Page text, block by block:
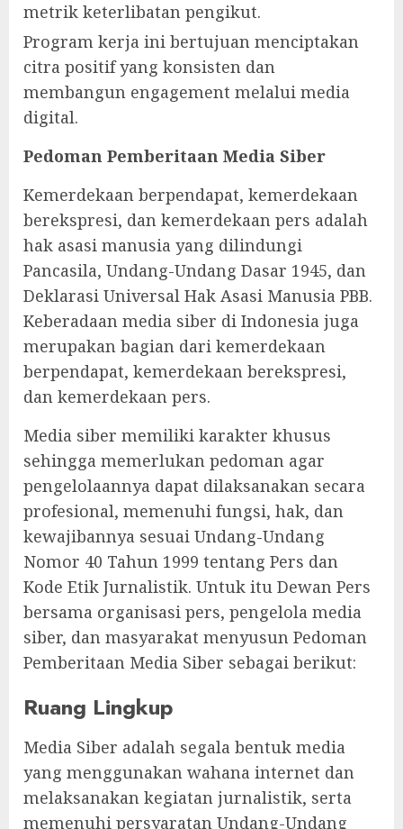
metrik keterlibatan pengikut.
Program kerja ini bertujuan menciptakan
citra positif yang konsisten dan
membangun engagement melalui media
digital.
Pedoman Pemberitaan Media Siber
Kemerdekaan berpendapat, kemerdekaan
berekspresi, dan kemerdekaan pers adalah
hak asasi manusia yang dilindungi
Pancasila, Undang-Undang Dasar 1945, dan
Deklarasi Universal Hak Asasi Manusia PBB.
Keberadaan media siber di Indonesia juga
merupakan bagian dari kemerdekaan
berpendapat, kemerdekaan berekspresi,
dan kemerdekaan pers.
Media siber memiliki karakter khusus
sehingga memerlukan pedoman agar
pengelolaannya dapat dilaksanakan secara
profesional, memenuhi fungsi, hak, dan
kewajibannya sesuai Undang-Undang
Nomor 40 Tahun 1999 tentang Pers dan
Kode Etik Jurnalistik. Untuk itu Dewan Pers
bersama organisasi pers, pengelola media
siber, dan masyarakat menyusun Pedoman
Pemberitaan Media Siber sebagai berikut:
Ruang Lingkup
Media Siber adalah segala bentuk media
yang menggunakan wahana internet dan
melaksanakan kegiatan jurnalistik, serta
memenuhi persyaratan Undang-Undang